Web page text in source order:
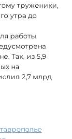
труженики,
утра до
работы
Так, из 5,9
на
2,7 млрд
Ставрополье